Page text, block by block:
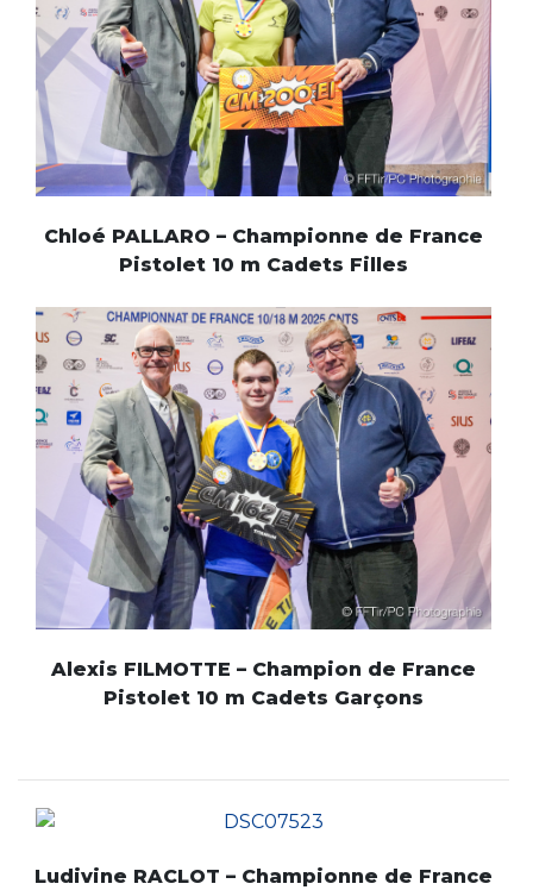
Chloé PALLARO – Championne de France
Pistolet 10 m Cadets Filles
Alexis FILMOTTE – Champion de France
Pistolet 10 m Cadets Garçons
Ludivine RACLOT – Championne de France